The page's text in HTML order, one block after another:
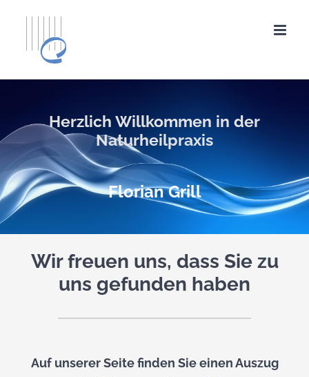
springen
Herzlich Willkommen in der
Naturheilpraxis
Florian Grill
Wir freuen uns, dass Sie zu
uns gefunden haben
Auf unserer Seite finden Sie einen Auszug